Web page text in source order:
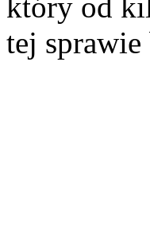
który od
tej sprawie